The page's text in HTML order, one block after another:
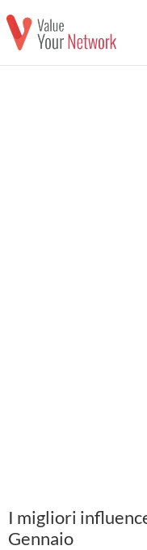
I migliori
Gennaio